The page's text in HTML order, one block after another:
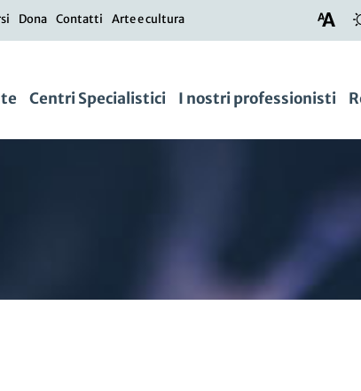
Dona Contatti Arte e cultura
Centri Specialistici I nostri professionisti